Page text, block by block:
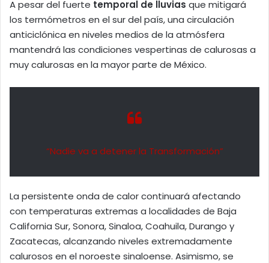
A pesar del fuerte temporal de lluvias que mitigará
los termómetros en el sur del país, una circulación
anticiclónica en niveles medios de la atmósfera
mantendrá las condiciones vespertinas de calurosas a
muy calurosas en la mayor parte de México.
“Nadie va a detener la Transformación”
La persistente onda de calor continuará afectando
con temperaturas extremas a localidades de Baja
California Sur, Sonora, Sinaloa, Coahuila, Durango y
Zacatecas, alcanzando niveles extremadamente
calurosos en el noroeste sinaloense. Asimismo, se